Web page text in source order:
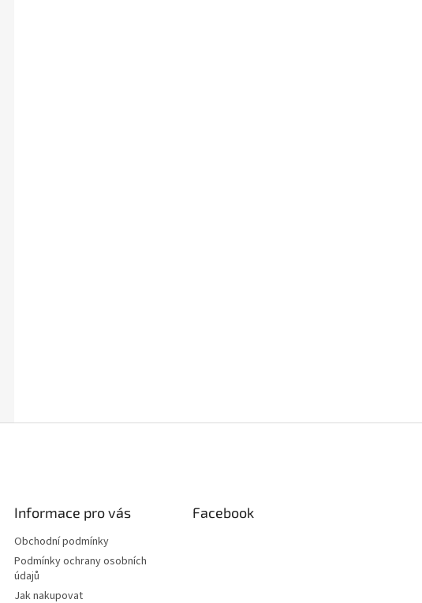
Informace pro vás
Obchodní podmínky
Podmínky ochrany osobních
údajů
Jak nakupovat
Facebook